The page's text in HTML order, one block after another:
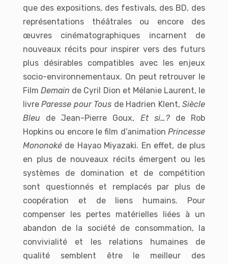
que des expositions, des festivals, des BD, des
représentations théâtrales ou encore des
œuvres cinématographiques incarnent de
nouveaux récits pour inspirer vers des futurs
plus désirables compatibles avec les enjeux
socio-environnementaux. On peut retrouver le
FilmDemain de Cyril Dion et Mélanie Laurent, le
livreParesse pour Tous de Hadrien Klent,Siècle
Bleu de Jean-Pierre Goux, Et si…? de Rob
Hopkins ou encore le film d’animation Princesse
Mononoké de Hayao Miyazaki. En effet, de plus
en plus de nouveaux récits émergent ou les
systèmes de domination et de compétition
sont questionnés et remplacés par plus de
coopération et de liens humains. Pour
compenser les pertes matérielles liées à un
abandon de la société de consommation, la
convivialité et les relations humaines de
qualité semblent être le meilleur des